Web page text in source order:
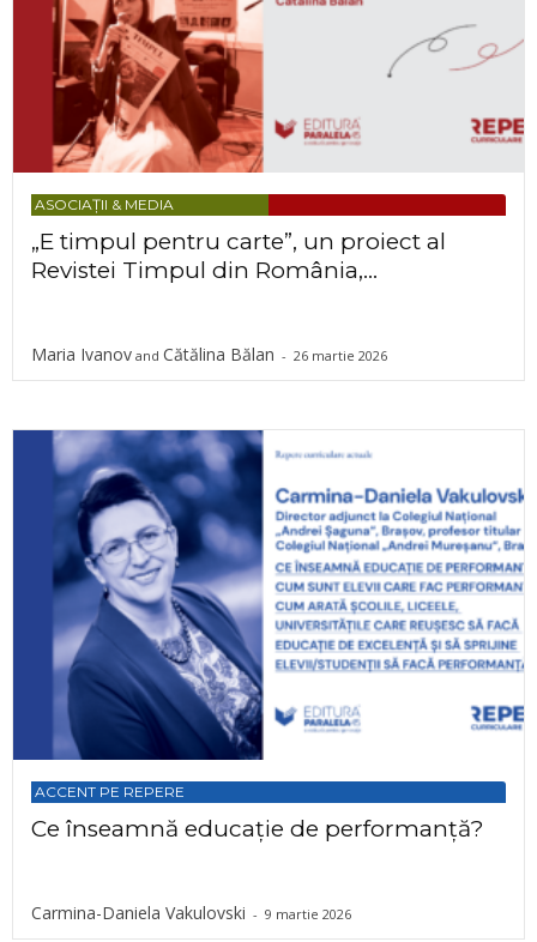
ASOCIAȚII & MEDIA
„E timpul pentru carte”, un proiect al
Revistei Timpul din România,...
Maria Ivanov and Cătălina Bălan - 26 martie 2026
ACCENT PE REPERE
Ce înseamnă educație de performanță?
Carmina-Daniela Vakulovski - 9 martie 2026